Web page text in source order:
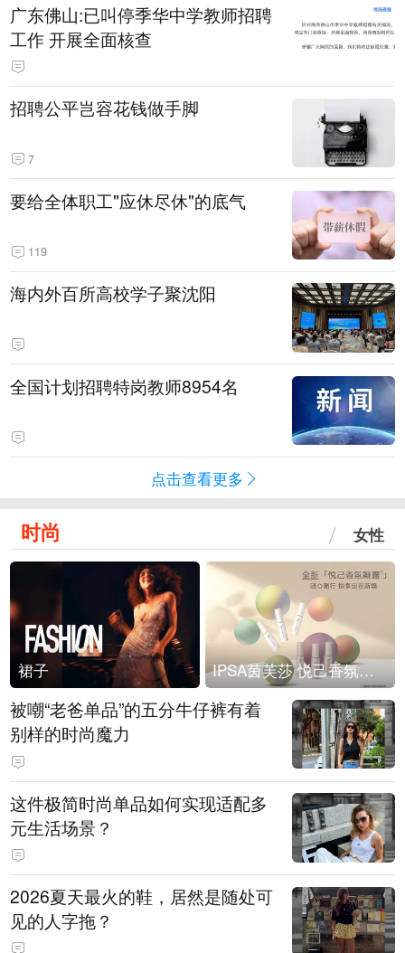
广东佛山:已叫停季华中学教师招聘
工作 开展全面核查
招聘公平岂容花钱做手脚
7
要给全体职工"应休尽休"的底气
119
海内外百所高校学子聚沈阳
全国计划招聘特岗教师8954名
点击查看更多
时尚 女性
裙子 IPSA茵芙莎 悦己香氛凝露上市
被嘲“老爸单品”的五分牛仔裤有着
别样的时尚魔力
这件极简时尚单品如何实现适配多
元生活场景？
2026夏天最火的鞋，居然是随处可
见的人字拖？